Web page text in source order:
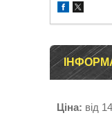
Ціна: від